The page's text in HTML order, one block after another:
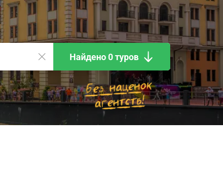
Найдено 0 туров